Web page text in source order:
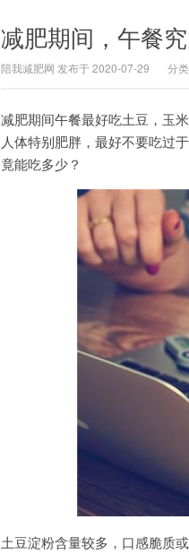
减肥期间，午餐
陪我减肥网 发布于 2020-07-29 分类
减肥期间午餐最好吃土豆，玉
人体特别肥胖，最好不要吃过
竟能吃多少？
土豆淀粉含量较多，口感脆质